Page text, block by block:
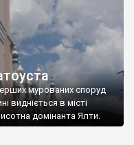
мурованих споруд
видніється в місті
домінанта Ялти.